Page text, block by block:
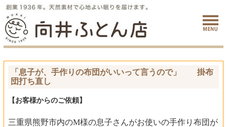
「息子が、手作りの布団がいいって言うので」 掛布
団打ち直し
【お客様からのご依頼】
三重県熊野市内のM様の息子さんがお使いの手作り布団が